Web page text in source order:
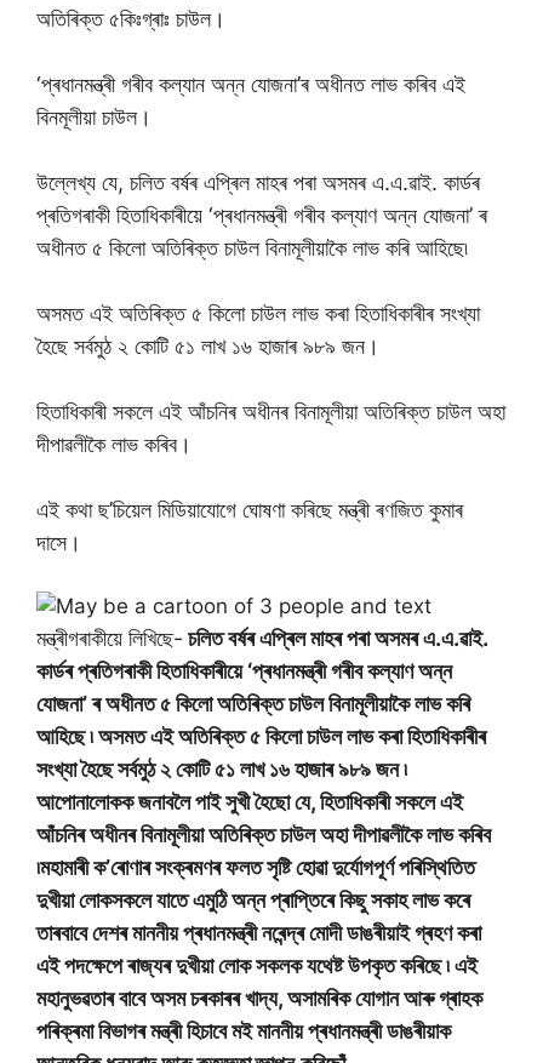
অতিৰিক্ত ৫কিঃগ্ৰাঃ চাউল।
‘প্ৰধানমন্ত্ৰী গৰীব কল্যান অন্ন যোজনা’ৰ অধীনত লাভ কৰিব এই
বিনমূলীয়া চাউল।
উল্লেখ্য যে, চলিত বৰ্ষৰ এপ্ৰিল মাহৰ পৰা অসমৰ এ.এ.ৱাই. কাৰ্ডৰ
প্ৰতিগৰাকী হিতাধিকাৰীয়ে ‘প্ৰধানমন্ত্ৰী গৰীব কল্যাণ অন্ন যোজনা’ ৰ
অধীনত ৫ কিলো অতিৰিক্ত চাউল বিনামূলীয়াকৈ লাভ কৰি আহিছে৷
অসমত এই অতিৰিক্ত ৫ কিলো চাউল লাভ কৰা হিতাধিকাৰীৰ সংখ্যা
হৈছে সৰ্বমুঠ ২ কোটি ৫১ লাখ ১৬ হাজাৰ ৯৮৯ জন।
হিতাধিকাৰী সকলে এই আঁচনিৰ অধীনৰ বিনামূলীয়া অতিৰিক্ত চাউল অহা
দীপাৱলীকৈ লাভ কৰিব।
এই কথা ছ’চিয়েল মিডিয়াযোগে ঘোষণা কৰিছে মন্ত্ৰী ৰণজিত কুমাৰ
দাসে।
মন্ত্ৰীগৰাকীয়ে লিখিছে- চলিত বৰ্ষৰ এপ্ৰিল মাহৰ পৰা অসমৰ এ.এ.ৱাই.
কাৰ্ডৰ প্ৰতিগৰাকী হিতাধিকাৰীয়ে ‘প্ৰধানমন্ত্ৰী গৰীব কল্যাণ অন্ন
যোজনা’ ৰ অধীনত ৫ কিলো অতিৰিক্ত চাউল বিনামূলীয়াকৈ লাভ কৰি
আহিছে ৷ অসমত এই অতিৰিক্ত ৫ কিলো চাউল লাভ কৰা হিতাধিকাৰীৰ
সংখ্যা হৈছে সৰ্বমুঠ ২ কোটি ৫১ লাখ ১৬ হাজাৰ ৯৮৯ জন ৷
আপোনালোকক জনাবলৈ পাই সুখী হৈছো যে, হিতাধিকাৰী সকলে এই
আঁচনিৰ অধীনৰ বিনামূলীয়া অতিৰিক্ত চাউল অহা দীপাৱলীকৈ লাভ কৰিব
৷মহামাৰী ক’ৰোণাৰ সংক্ৰমণৰ ফলত সৃষ্টি হোৱা দুৰ্যোগপূৰ্ণ পৰিস্থিতিত
দুখীয়া লোকসকলে যাতে এমুঠি অন্ন প্ৰাপ্তিৰে কিছু সকাহ লাভ কৰে
তাৰবাবে দেশৰ মাননীয় প্ৰধানমন্ত্ৰী নৰেন্দ্ৰ মোদী ডাঙৰীয়াই গ্ৰহণ কৰা
এই পদক্ষেপে ৰাজ্যৰ দুখীয়া লোক সকলক যথেষ্ট উপকৃত কৰিছে ৷ এই
মহানুভৱতাৰ বাবে অসম চৰকাৰৰ খাদ্য, অসামৰিক যোগান আৰু গ্ৰাহক
পৰিক্ৰমা বিভাগৰ মন্ত্ৰী হিচাবে মই মাননীয় প্ৰধানমন্ত্ৰী ডাঙৰীয়াক